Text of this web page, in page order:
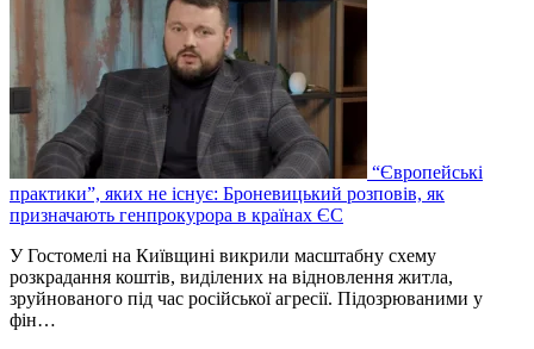
“Європейські
практики”, яких не існує: Броневицький розповів, як
призначають генпрокурора в країнах ЄС
У Гостомелі на Київщині викрили масштабну схему
розкрадання коштів, виділених на відновлення житла,
зруйнованого під час російської агресії. Підозрюваними у
фін…